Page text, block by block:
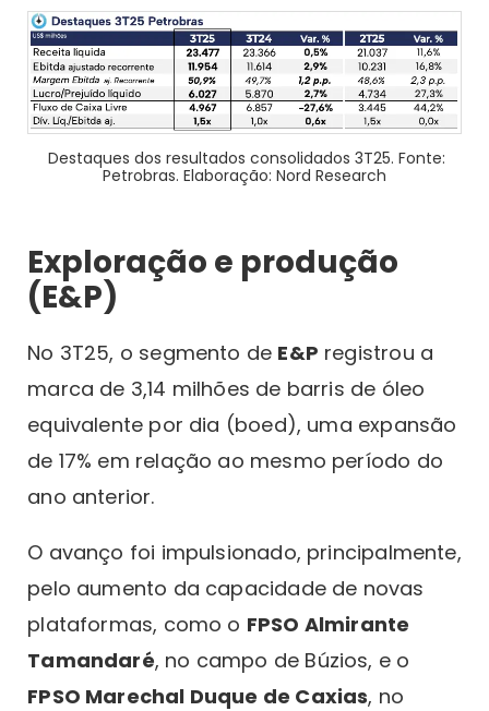
Destaques dos resultados consolidados 3T25. Fonte:
Petrobras. Elaboração: Nord Research
Exploração e produção
(E&P)
No 3T25, o segmento de E&P registrou a
marca de 3,14 milhões de barris de óleo
equivalente por dia (boed), uma expansão
de 17% em relação ao mesmo período do
ano anterior.
O avanço foi impulsionado, principalmente,
pelo aumento da capacidade de novas
plataformas, como o FPSO Almirante
Tamandaré, no campo de Búzios, e o
FPSO Marechal Duque de Caxias, no